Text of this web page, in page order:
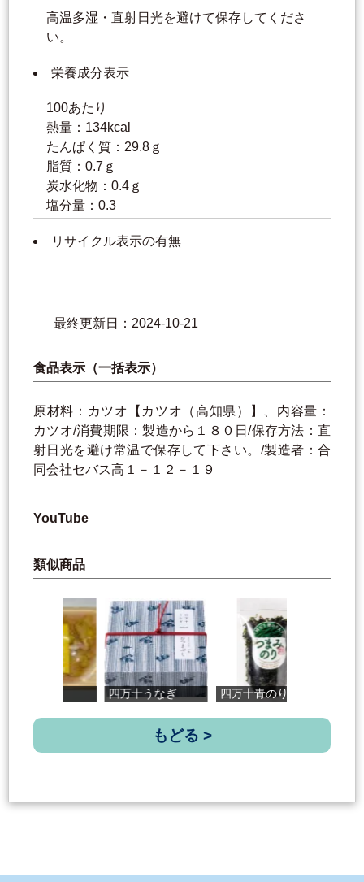
高温多湿・直射日光を避けて保存してくださ
い。
栄養成分表示
100あたり
熱量：134kcal
たんぱく質：29.8ｇ
脂質：0.7ｇ
炭水化物：0.4ｇ
塩分量：0.3
リサイクル表示の有無
最終更新日：2024-10-21
食品表示（一括表示）
原材料：カツオ【カツオ（高知県）】、内容量：
カツオ/消費期限：製造から１８０日/保存方法：直
射日光を避け常温で保存して下さい。/製造者：合
同会社セバス高１－１２－１９
YouTube
類似商品
四万十うなぎ... 四万十青のり... ぶりそぼろ（...
もどる >